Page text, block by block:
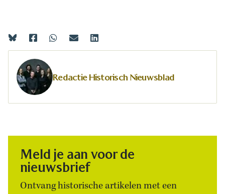
Redactie Historisch Nieuwsblad
Meld je aan voor de
nieuwsbrief
Ontvang historische artikelen met een